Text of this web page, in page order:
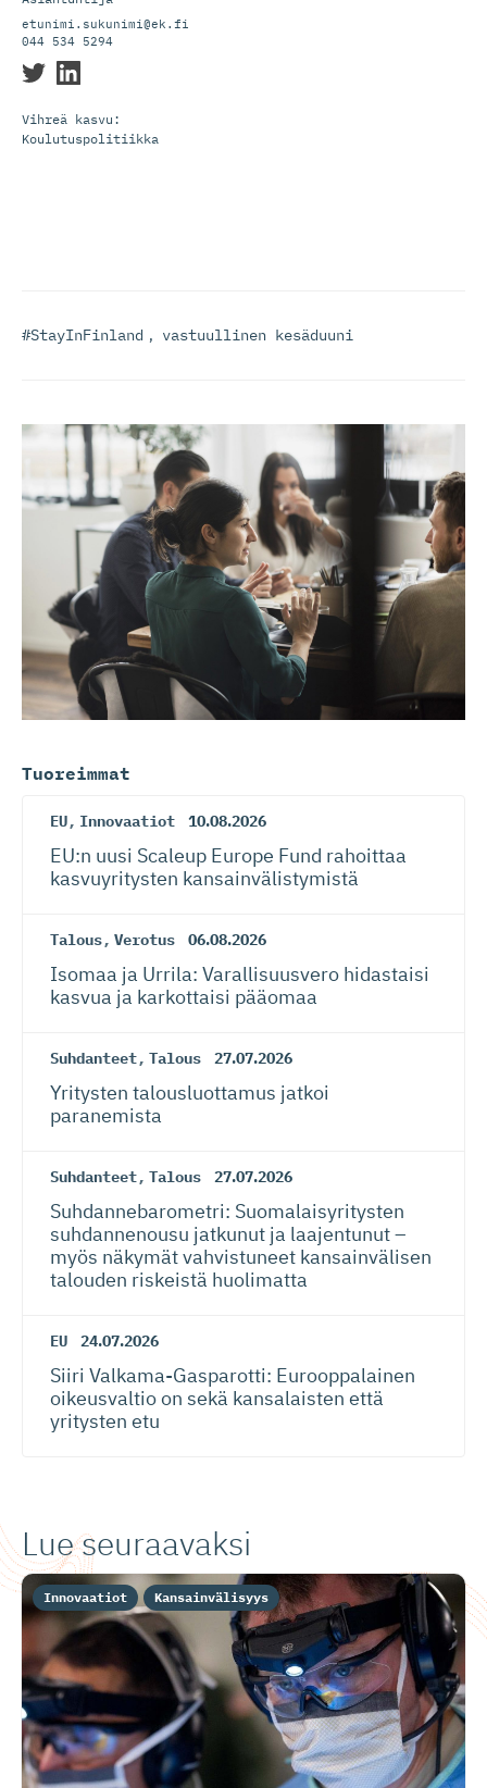
etunimi.sukunimi@ek.fi
044 534 5294
Vihreä kasvu:
Koulutuspolitiikka
#StayInFinland , vastuullinen kesäduuni
Tuoreimmat
EU, Innovaatiot 10.08.2026
EU:n uusi Scaleup Europe Fund rahoittaa
kasvuyritysten kansainvä­lis­tymistä
Talous, Verotus 06.08.2026
Isomaa ja Urrila: Varallisuusvero hidastaisi
kasvua ja karkottaisi pääomaa
Suhdanteet, Talous 27.07.2026
Yritysten talousluottamus jatkoi
paranemista
Suhdanteet, Talous 27.07.2026
Suhdanneba­ro­metri: Suomalaisy­ri­tysten
suhdannenousu jatkunut ja laajentunut –
myös näkymät vahvistuneet kansainvälisen
talouden riskeistä huolimatta
EU 24.07.2026
Siiri Valkama-Gas­pa­rotti: Eurooppalainen
oikeusvaltio on sekä kansalaisten että
yritysten etu
Lue seuraavaksi
Innovaatiot Kansainvälisyys